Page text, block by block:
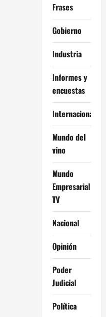
Frases
Gobierno
Industria
Informes y
encuestas
Internacional
Mundo del
vino
Mundo
Empresarial
TV
Nacional
Opinión
Poder
Judicial
Política